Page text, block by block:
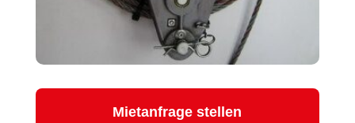
Mietanfrage stellen